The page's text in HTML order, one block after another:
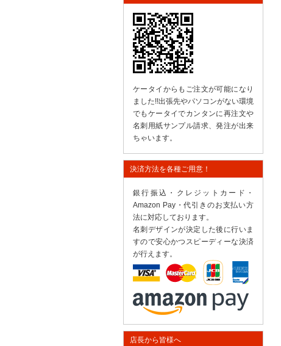
ケータイからもご注文が可能になり
ました!!出張先やパソコンがない環境
でもケータイでカンタンに再注文や
名刺用紙サンプル請求、発注が出来
ちゃいます。
決済方法を各種ご用意！
銀行振込・クレジットカード・
Amazon Pay・代引きのお支払い方
法に対応しております。
名刺デザインが決定した後に行いま
すので安心かつスピーディーな決済
が行えます。
店長から皆様へ